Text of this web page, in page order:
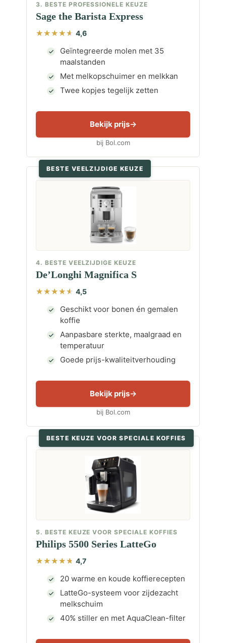
3. BESTE PROFESSIONELE KEUZE
Sage the Barista Express
4,6
Geïntegreerde molen met 35
maalstanden
Met melkopschuimer en melkkan
Twee kopjes tegelijk zetten
Bekijk prijs
bij Bol.com
BESTE VEELZIJDIGE KEUZE
4. BESTE VEELZIJDIGE KEUZE
De’Longhi Magnifica S
4,5
Geschikt voor bonen én gemalen
koffie
Aanpasbare sterkte, maalgraad en
temperatuur
Goede prijs-kwaliteitverhouding
Bekijk prijs
bij Bol.com
BESTE KEUZE VOOR SPECIALE KOFFIES
5. BESTE KEUZE VOOR SPECIALE KOFFIES
Philips 5500 Series LatteGo
4,7
20 warme en koude koffierecepten
LatteGo-systeem voor zijdezacht
melkschuim
40% stiller en met AquaClean-filter